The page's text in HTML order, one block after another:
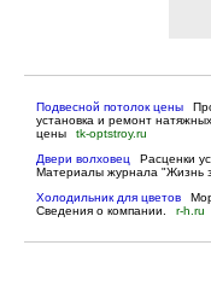
Подвесной потолок цены
установка и ремонт
цены
tk-optstroy.ru
Двери волховец
Расценки
Материалы журнала "Жизнь
Холодильник для цветов
Сведения о компании.
r-h.ru